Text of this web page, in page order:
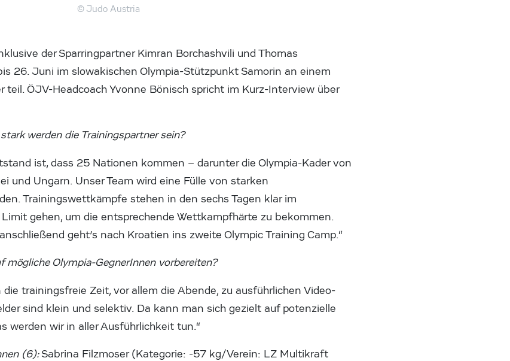
© Judo Austria
der Sparringpartner Kimran Borchashvili und Thomas
26. Juni im slowakischen Olympia-Stützpunkt Samorin an einem
teil. ÖJV-Headcoach Yvonne Bönisch spricht im Kurz-Interview über
werden die Trainingspartner sein?
ist, dass 25 Nationen kommen – darunter die Olympia-Kader von
und Ungarn. Unser Team wird eine Fülle von starken
Trainingswettkämpfe stehen in den sechs Tagen klar im
gehen, um die entsprechende Wettkampfhärte zu bekommen.
geht’s nach Kroatien ins zweite Olympic Training Camp.“
mögliche Olympia-GegnerInnen vorbereiten?
die trainingsfreie Zeit, vor allem die Abende, zu ausführlichen Video-
sind klein und selektiv. Da kann man sich gezielt auf potenzielle
werden wir in aller Ausführlichkeit tun.“
(6):Sabrina Filzmoser (Kategorie: -57 kg/Verein: LZ Multikraft